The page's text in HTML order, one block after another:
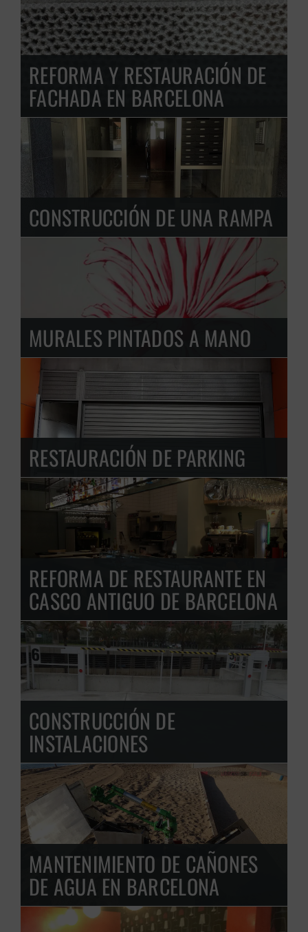
REFORMA Y RESTAURACIÓN DE
FACHADA EN BARCELONA
CONSTRUCCIÓN DE UNA RAMPA
MURALES PINTADOS A MANO
RESTAURACIÓN DE PARKING
REFORMA DE RESTAURANTE EN
CASCO ANTIGUO DE BARCELONA
CONSTRUCCIÓN DE
INSTALACIONES
MANTENIMIENTO DE CAÑONES
DE AGUA EN BARCELONA